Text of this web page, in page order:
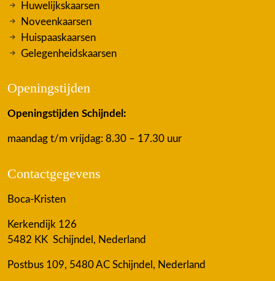
Huwelijkskaarsen
Noveenkaarsen
Huispaaskaarsen
Gelegenheidskaarsen
Openingstijden
Openingstijden Schijndel:
maandag t/m vrijdag: 8.30 – 17.30 uur
Contactgegevens
Boca-Kristen
Kerkendijk 126
5482 KK Schijndel, Nederland
Postbus 109, 5480 AC Schijndel, Nederland